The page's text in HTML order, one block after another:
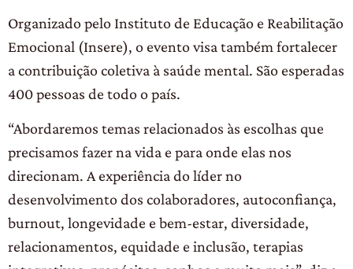
Organizado pelo Instituto de Educação e Reabilitação
Emocional (Insere), o evento visa também fortalecer
a contribuição coletiva à saúde mental. São esperadas
400 pessoas de todo o país.
“Abordaremos temas relacionados às escolhas que
precisamos fazer na vida e para onde elas nos
direcionam. A experiência do líder no
desenvolvimento dos colaboradores, autoconfiança,
burnout, longevidade e bem-estar, diversidade,
relacionamentos, equidade e inclusão, terapias